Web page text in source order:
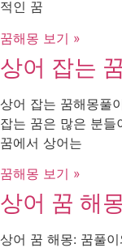
적인 꿈
꿈해몽 보기 »
상어 잡는
상어 잡는 꿈해몽풀
잡는 꿈은 많은 분들
꿈에서 상어는
꿈해몽 보기 »
상어 꿈 해
상어 꿈 해몽: 꿈풀